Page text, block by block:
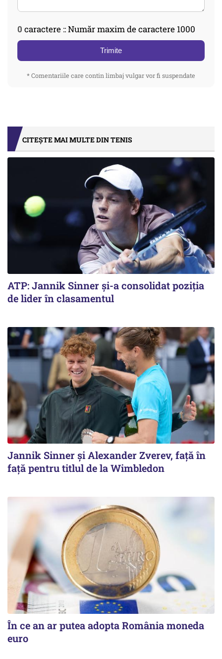
0 caractere :: Număr maxim de caractere 1000
Trimite
* Comentariile care contin limbaj vulgar vor fi suspendate
CITEȘTE MAI MULTE DIN TENIS
ATP: Jannik Sinner și-a consolidat poziția
de lider în clasamentul
Jannik Sinner și Alexander Zverev, față în
față pentru titlul de la Wimbledon
În ce an ar putea adopta România moneda
euro